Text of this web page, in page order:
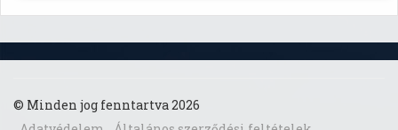
© Minden jog fenntartva 2026